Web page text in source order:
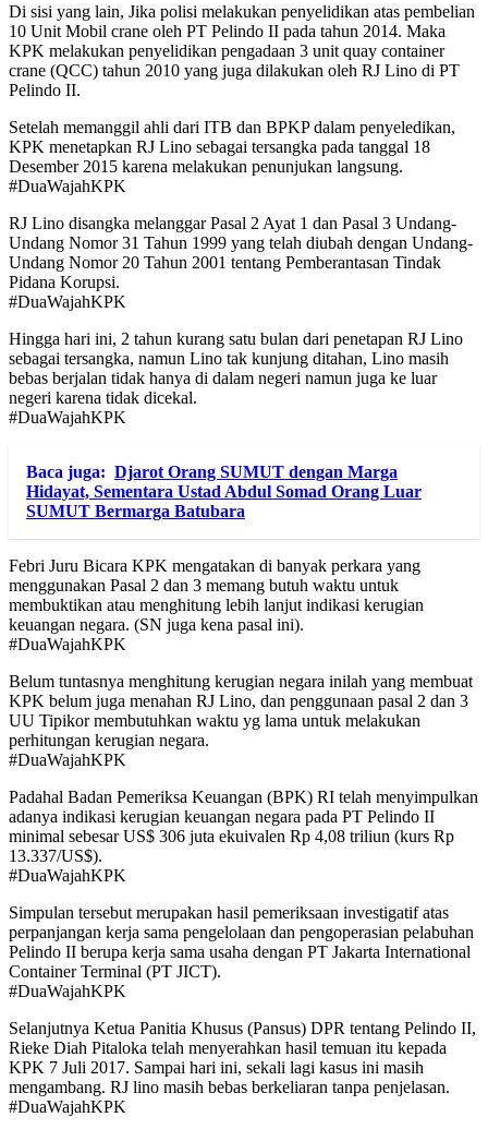
Di sisi yang lain, Jika polisi melakukan penyelidikan atas pembelian
10 Unit Mobil crane oleh PT Pelindo II pada tahun 2014. Maka
KPK melakukan penyelidikan pengadaan 3 unit quay container
crane (QCC) tahun 2010 yang juga dilakukan oleh RJ Lino di PT
Pelindo II.
Setelah memanggil ahli dari ITB dan BPKP dalam penyeledikan,
KPK menetapkan RJ Lino sebagai tersangka pada tanggal 18
Desember 2015 karena melakukan penunjukan langsung.
#DuaWajahKPK
RJ Lino disangka melanggar Pasal 2 Ayat 1 dan Pasal 3 Undang-
Undang Nomor 31 Tahun 1999 yang telah diubah dengan Undang-
Undang Nomor 20 Tahun 2001 tentang Pemberantasan Tindak
Pidana Korupsi.
#DuaWajahKPK
Hingga hari ini, 2 tahun kurang satu bulan dari penetapan RJ Lino
sebagai tersangka, namun Lino tak kunjung ditahan, Lino masih
bebas berjalan tidak hanya di dalam negeri namun juga ke luar
negeri karena tidak dicekal.
#DuaWajahKPK
Baca juga: Djarot Orang SUMUT dengan Marga
Hidayat, Sementara Ustad Abdul Somad Orang Luar
SUMUT Bermarga Batubara
Febri Juru Bicara KPK mengatakan di banyak perkara yang
menggunakan Pasal 2 dan 3 memang butuh waktu untuk
membuktikan atau menghitung lebih lanjut indikasi kerugian
keuangan negara. (SN juga kena pasal ini).
#DuaWajahKPK
Belum tuntasnya menghitung kerugian negara inilah yang membuat
KPK belum juga menahan RJ Lino, dan penggunaan pasal 2 dan 3
UU Tipikor membutuhkan waktu yg lama untuk melakukan
perhitungan kerugian negara.
#DuaWajahKPK
Padahal Badan Pemeriksa Keuangan (BPK) RI telah menyimpulkan
adanya indikasi kerugian keuangan negara pada PT Pelindo II
minimal sebesar US$ 306 juta ekuivalen Rp 4,08 triliun (kurs Rp
13.337/US$).
#DuaWajahKPK
Simpulan tersebut merupakan hasil pemeriksaan investigatif atas
perpanjangan kerja sama pengelolaan dan pengoperasian pelabuhan
Pelindo II berupa kerja sama usaha dengan PT Jakarta International
Container Terminal (PT JICT).
#DuaWajahKPK
Selanjutnya Ketua Panitia Khusus (Pansus) DPR tentang Pelindo II,
Rieke Diah Pitaloka telah menyerahkan hasil temuan itu kepada
KPK 7 Juli 2017. Sampai hari ini, sekali lagi kasus ini masih
mengambang. RJ lino masih bebas berkeliaran tanpa penjelasan.
#DuaWajahKPK